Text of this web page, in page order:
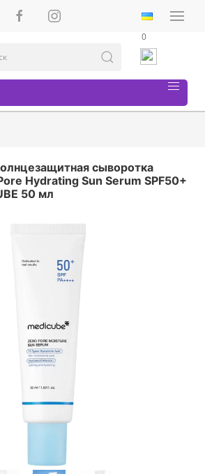
0
сыворотка
Hydrating Sun Serum SPF50+
50 мл